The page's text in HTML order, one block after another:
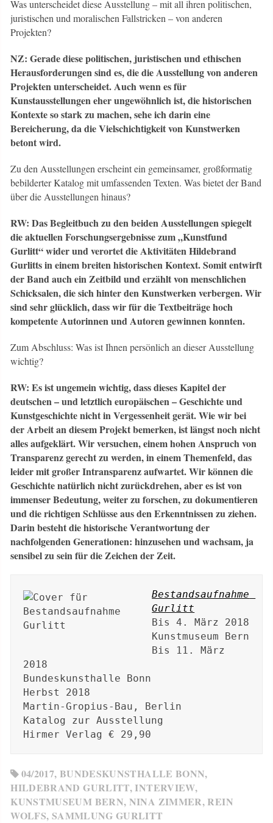
Was unterscheidet diese Ausstellung – mit all ihren politischen,
juristischen und moralischen Fallstricken – von anderen
Projekten?
NZ: Gerade diese politischen, juristischen und ethischen
Herausforderungen sind es, die die Ausstellung von anderen
Projekten unterscheidet. Auch wenn es für
Kunstausstellungen eher ungewöhnlich ist, die historischen
Kontexte so stark zu machen, sehe ich darin eine
Bereicherung, da die Vielschichtigkeit von Kunstwerken
betont wird.
Zu den Ausstellungen erscheint ein gemeinsamer, großformatig
bebilderter Katalog mit umfassenden Texten. Was bietet der Band
über die Ausstellungen hinaus?
RW: Das Begleitbuch zu den beiden Ausstellungen spiegelt
die aktuellen Forschungsergebnisse zum „Kunstfund
Gurlitt“ wider und verortet die Aktivitäten Hildebrand
Gurlitts in einem breiten historischen Kontext. Somit entwirft
der Band auch ein Zeitbild und erzählt von menschlichen
Schicksalen, die sich hinter den Kunstwerken verbergen. Wir
sind sehr glücklich, dass wir für die Textbeiträge hoch
kompetente Autorinnen und Autoren gewinnen konnten.
Zum Abschluss: Was ist Ihnen persönlich an dieser Ausstellung
wichtig?
RW: Es ist ungemein wichtig, dass dieses Kapitel der
deutschen – und letztlich europäischen – Geschichte und
Kunstgeschichte nicht in Vergessenheit gerät. Wie wir bei
der Arbeit an diesem Projekt bemerken, ist längst noch nicht
alles aufgeklärt. Wir versuchen, einem hohen Anspruch von
Transparenz gerecht zu werden, in einem Themenfeld, das
leider mit großer Intransparenz aufwartet. Wir können die
Geschichte natürlich nicht zurückdrehen, aber es ist von
immenser Bedeutung, weiter zu forschen, zu dokumentieren
und die richtigen Schlüsse aus den Erkenntnissen zu ziehen.
Darin besteht die historische Verantwortung der
nachfolgenden Generationen: hinzusehen und wachsam, ja
sensibel zu sein für die Zeichen der Zeit.
Bestandsaufnahme
Gurlitt
Bis 4. März 2018
Kunstmuseum Bern
Bis 11. März
2018
Bundeskunsthalle Bonn
Herbst 2018
Martin-Gropius-Bau, Berlin
Katalog zur Ausstellung
Hirmer Verlag € 29,90
04/2017, BUNDESKUNSTHALLE BONN,
HILDEBRAND GURLITT,INTERVIEW,
KUNSTMUSEUM BERN, NINA ZIMMER, REIN
WOLFS, SAMMLUNG GURLITT